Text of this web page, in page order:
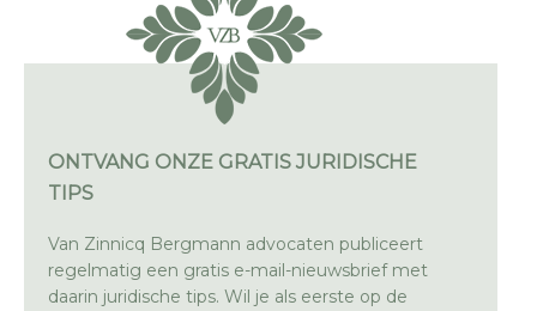
ONTVANG ONZE GRATIS JURIDISCHE
TIPS
Van Zinnicq Bergmann advocaten publiceert
regelmatig een gratis e-mail-nieuwsbrief met
daarin juridische tips. Wil je als eerste op de